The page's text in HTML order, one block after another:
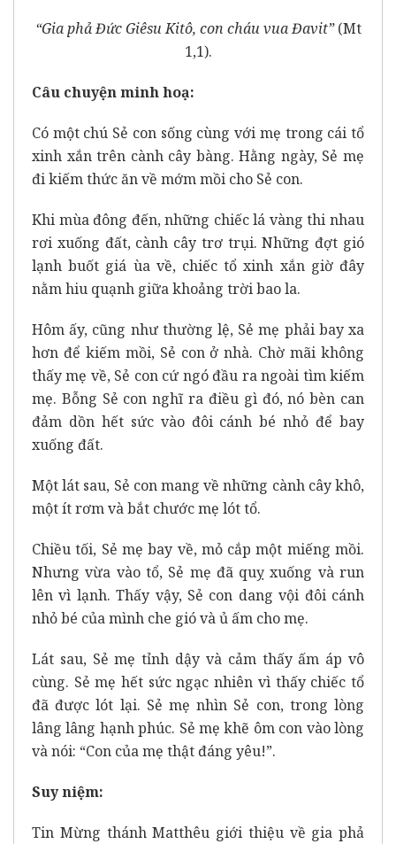
“Gia phả Đức Giêsu Kitô, con cháu vua Đavit”(Mt
1,1).
Câu chuyện minh hoạ:
Có một chú Sẻ con sống cùng với mẹ trong cái tổ
xinh xắn trên cành cây bàng. Hằng ngày, Sẻ mẹ
đi kiếm thức ăn về mớm mồi cho Sẻ con.
Khi mùa đông đến, những chiếc lá vàng thi nhau
rơi xuống đất, cành cây trơ trụi. Những đợt gió
lạnh buốt giá ùa về, chiếc tổ xinh xắn giờ đây
nằm hiu quạnh giữa khoảng trời bao la.
Hôm ấy, cũng như thường lệ, Sẻ mẹ phải bay xa
hơn để kiếm mồi, Sẻ con ở nhà. Chờ mãi không
thấy mẹ về, Sẻ con cứ ngó đầu ra ngoài tìm kiếm
mẹ. Bỗng Sẻ con nghĩ ra điều gì đó, nó bèn can
đảm dồn hết sức vào đôi cánh bé nhỏ để bay
xuống đất.
Một lát sau, Sẻ con mang về những cành cây khô,
một ít rơm và bắt chước mẹ lót tổ.
Chiều tối, Sẻ mẹ bay về, mỏ cắp một miếng mồi.
Nhưng vừa vào tổ, Sẻ mẹ đã quỵ xuống và run
lên vì lạnh. Thấy vậy, Sẻ con dang vội đôi cánh
nhỏ bé của mình che gió và ủ ấm cho mẹ.
Lát sau, Sẻ mẹ tỉnh dậy và cảm thấy ấm áp vô
cùng. Sẻ mẹ hết sức ngạc nhiên vì thấy chiếc tổ
đã được lót lại. Sẻ mẹ nhìn Sẻ con, trong lòng
lâng lâng hạnh phúc. Sẻ mẹ khẽ ôm con vào lòng
và nói: “Con của mẹ thật đáng yêu!”.
Suy niệm:
Tin Mừng thánh Matthêu giới thiệu về gia phả